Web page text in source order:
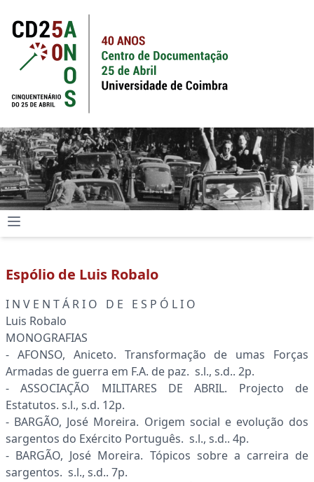
Espólio de Luis Robalo
I N V E N T Á R I O D E E S P Ó L I O
Luis Robalo
MONOGRAFIAS
- AFONSO, Aniceto. Transformação de umas Forças
Armadas de guerra em F.A. de paz. s.l., s.d.. 2p.
- ASSOCIAÇÃO MILITARES DE ABRIL. Projecto de
Estatutos. s.l., s.d. 12p.
- BARGÃO, José Moreira. Origem social e evolução dos
sargentos do Exército Português. s.l., s.d.. 4p.
- BARGÃO, José Moreira. Tópicos sobre a carreira de
sargentos. s.l., s.d.. 7p.